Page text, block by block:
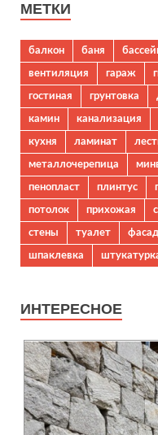
МЕТКИ
балкон баня
вентиляция
гараж
гостиная
грунтовка
камин
канализация
кухня
ламинат
металлочерепица
пенопласт
плинтус
потолок
прихожая
стены
туалет фасад
шпаклевка
ИНТЕРЕСНОЕ